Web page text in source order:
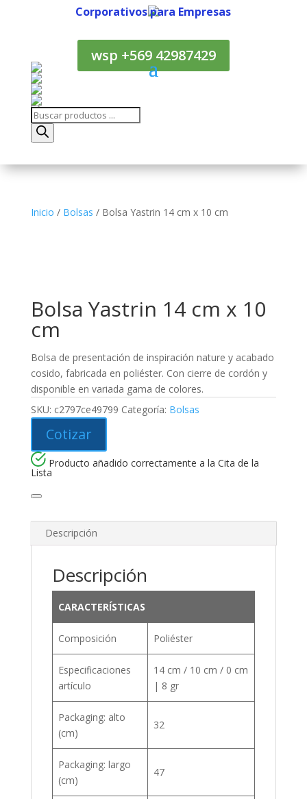
Corporativos para Empresas
wsp +569 42987429
Búsqueda
de
productos
Inicio / Bolsas / Bolsa Yastrin 14 cm x 10 cm
Bolsa Yastrin 14 cm x 10
cm
Bolsa de presentación de inspiración nature y acabado
cosido, fabricada en poliéster. Con cierre de cordón y
disponible en variada gama de colores.
SKU: c2797ce49799 Categoría: Bolsas
Cotizar
Producto añadido correctamente a la Cita de la
Lista
Descripción
Descripción
CARACTERÍSTICAS
Composición Poliéster
Especificaciones
artículo
14 cm / 10 cm / 0 cm
| 8 gr
Packaging: alto
(cm)
32
Packaging: largo
(cm)
47